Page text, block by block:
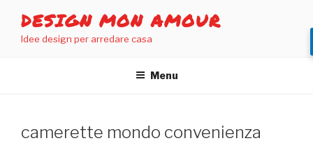
contenuto
DESIGN MON AMOUR
Idee design per arredare casa
Menu
camerette mondo convenienza